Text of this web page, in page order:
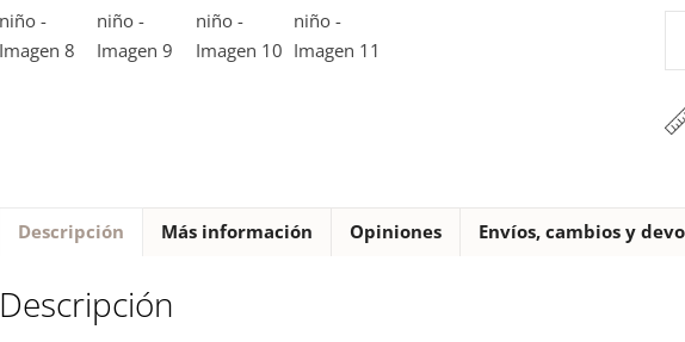
Descripción Más información Opiniones Envíos, cambios y
Descripción